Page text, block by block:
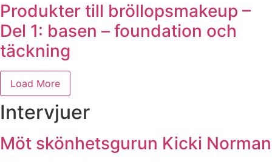
Produkter till bröllopsmakeup –
Del 1: basen – foundation och
täckning
Load More
Intervjuer
Möt skönhetsgurun Kicki Norman